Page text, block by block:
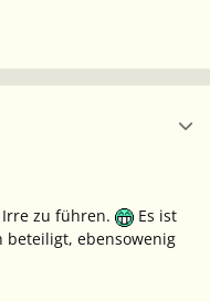
zu führen.
Es ist
beteiligt, ebensowenig